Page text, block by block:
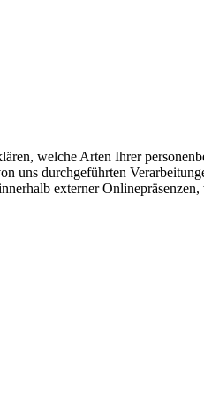
welche Arten Ihrer
durchgeführten
externer